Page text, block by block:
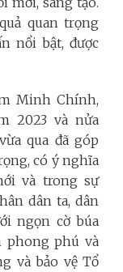
quan trọng
nổi bật, được
Minh Chính,
2023 và nửa
qua đã góp
có ý nghĩa
và trong sự
dân ta, dân
ngọn cờ búa
phong phú và
và bảo vệ Tổ